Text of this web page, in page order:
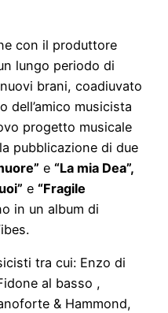
con il produttore
lungo periodo di
brani, coadiuvato
dell’amico musicista
progetto musicale
pubblicazione di due
e “La mia Dea”,
e “Fragile
in un album di
tra cui: Enzo di
al basso ,
& Hammond,